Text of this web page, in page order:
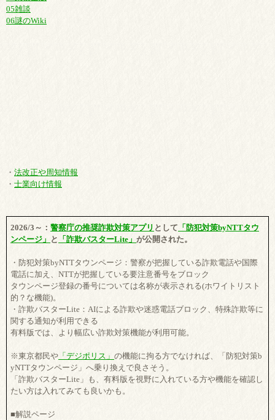
05雑談
06謎のWiki
・ 法改正や周知情報
・ 士業向け情報
2026/3～： 警察庁の推奨詐欺対策アプリ として 「防犯対策byNTTタウ
ンページ」 と 「詐欺バスターLite」 が公開された。
・防犯対策byNTTタウンページ：警察が把握している詐欺電話や国際
電話に加え、NTTが把握している要注意番号をブロック
タウンページ登録の番号については名称が表示される(ホワイトリスト
的？な機能)。
・詐欺バスターLite：AIによる詐欺や迷惑電話ブロック、特殊詐欺等に
関する通知が利用できる
有料版では、より幅広い詐欺対策機能が利用可能。
※東京都民や 「デジポリス」 の機能に拘る方でなければ、「防犯対策b
yNTTタウンページ」へ乗り換えで良さそう。
「詐欺バスターLite」も、有料版を視野に入れている方や機能を確認し
たい方は入れてみても良いかも。
■解説ページ